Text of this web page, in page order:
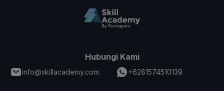
Hubungi Kami
info@skillacademy.com +6281574510139